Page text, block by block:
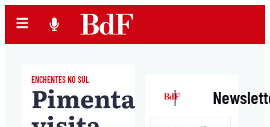
ENCHENTES NO SUL
Pimenta |